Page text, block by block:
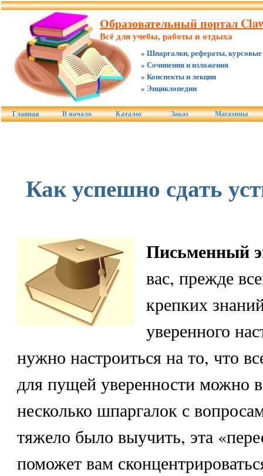
Образовательный портал
Всё для учебы, работы и отдыха
» Шпаргалки, рефераты, курсовые
» Сочинения и изложения
» Конспекты и лекции
» Энциклопедии
Главная В начало Каталог Заказ Магазины
Как успешно сдать
Письменный
вас, прежде
крепких
уверенного
нужно настроиться на то, что
для пущей уверенности можно
несколько шпаргалок с
тяжело было выучить, эта
поможет вам